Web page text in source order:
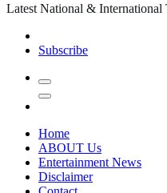
Latest National & International
Subscribe
Home
ABOUT Us
Entertainment News
Disclaimer